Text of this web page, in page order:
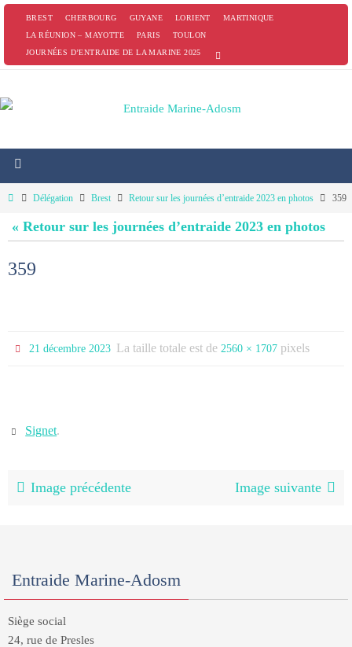
PasserBREST CHERBOURG GUYANE LORIENT
MARTINIQUE
LA RÉUNION – MAYOTTE
PARIS
TOULON
JOURNÉES D’ENTRAIDE DE LA MARINE 2025
HomeDélégation Brest Retour sur les journées d’entraide 2023 en photos 359
« Retour sur les journées d’entraide 2023 en photos
359
21 décembre 2023 La taille totale est de 2560 × 1707 pixels
Signet.
Image précédente Image suivante
Entraide Marine-Adosm
Siège social
24, rue de Presles